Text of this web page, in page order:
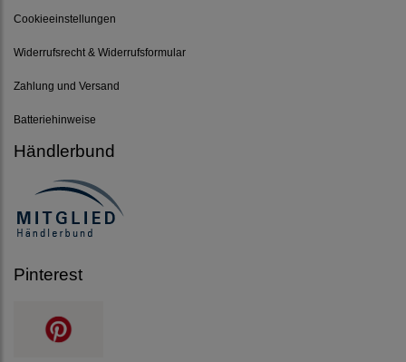
Cookieeinstellungen
Widerrufsrecht & Widerrufsformular
Zahlung und Versand
Batteriehinweise
Händlerbund
Pinterest